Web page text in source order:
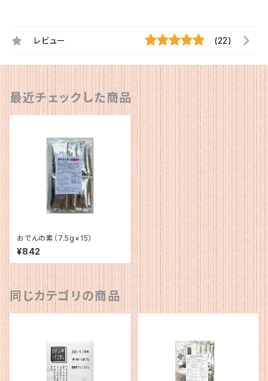
レビュー (22)
最近チェックした商品
おでんの素（7.5g×15）
¥842
同じカテゴリの商品